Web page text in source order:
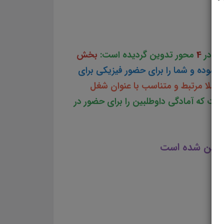
در 4 محور تدوین گردیده است: بخش
و شما را برای حضور فیزیکی برای
مرتبط و متناسب با عنوان شغل
است که آمادگی داوطلبین را برای حضور در
شده است